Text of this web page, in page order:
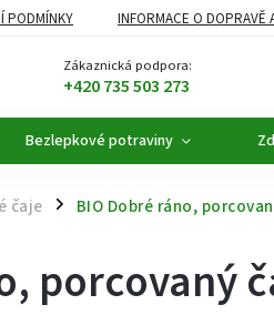
PODMÍNKY INFORMACE O DOPRAVĚ
ZDRAVÉ
Zákaznická podpora:
+420 735 503 273
Bezlepkové potraviny
čaje / BIO Dobré ráno,
porcovaný